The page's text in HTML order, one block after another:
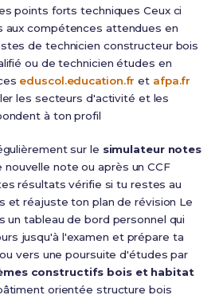
points forts techniques Ceux ci
aux compétences attendues en
de technicien constructeur bois
ou de technicien études en
eduscol.education.fr et afpa.fr
les secteurs d'activité et les
à ton profil
sur le simulateur notes
nouvelle note ou après un CCF
résultats vérifie si tu restes au
et réajuste ton plan de révision Le
un tableau de bord personnel qui
jusqu'à l'examen et prépare ta
vers une poursuite d'études par
constructifs bois et habitat
orientée structure bois